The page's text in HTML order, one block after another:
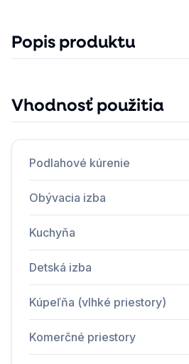
Popis produktu
Vhodnosť použitia
Podlahové kúrenie
Obývacia izba
Kuchyňa
Detská izba
Kúpeľňa (vlhké priestory)
Komerčné priestory